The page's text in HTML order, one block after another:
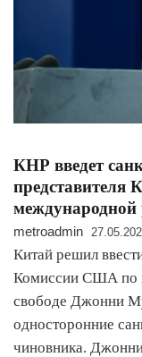
КНР введет
международной
metroadmin
Китай решил
Комиссии США по
свободе Джонни
односторонние
чиновника.